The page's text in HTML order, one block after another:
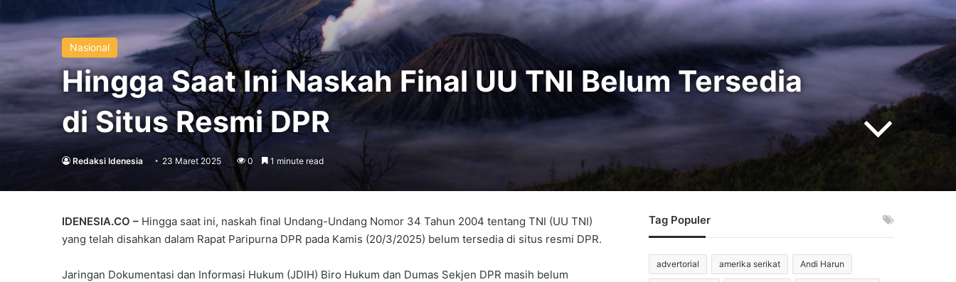
Nasional
Hingga Saat Ini Naskah Final UU TNI Belum Tersedia
di Situs Resmi DPR
Redaksi Idenesia 23 Maret 2025 0 1 minute read
IDENESIA.CO – Hingga saat ini, naskah final Undang-Undang Nomor 34 Tahun 2004 tentang TNI (UU TNI)
yang telah disahkan dalam Rapat Paripurna DPR pada Kamis (20/3/2025) belum tersedia di situs resmi DPR.
Jaringan Dokumentasi dan Informasi Hukum (JDIH) Biro Hukum dan Dumas Sekjen DPR masih belum
Tag Populer
advertorial amerika serikat Andi Harun